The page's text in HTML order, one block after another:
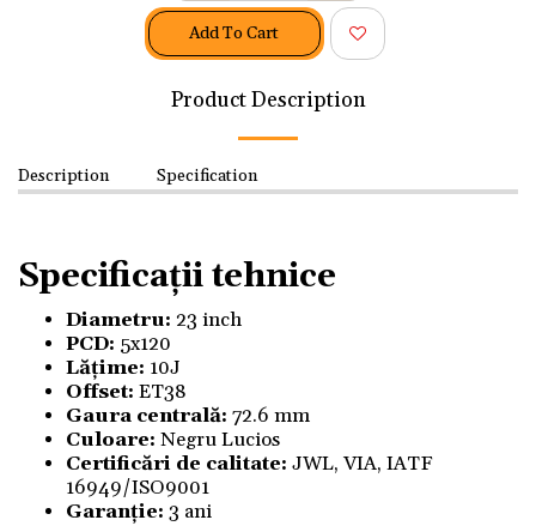
Add To Cart
Product Description
Description Specification
Specificații tehnice
Diametru: 23 inch
PCD: 5x120
Lățime: 10J
Offset: ET38
Gaura centrală: 72.6 mm
Culoare: Negru Lucios
Certificări de calitate: JWL, VIA, IATF
16949/ISO9001
Garanție: 3 ani